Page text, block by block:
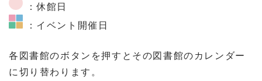
：休館日
：イベント開催日
各図書館のボタンを押すとその図書館のカレンダー
に切り替わります。